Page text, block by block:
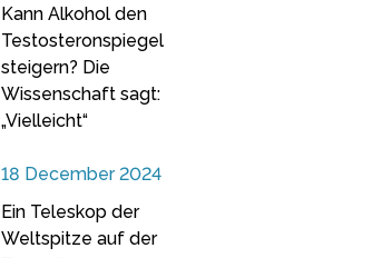
Kann Alkohol den
Testosteronspiegel
steigern? Die
Wissenschaft sagt:
„Vielleicht“
18 December 2024
Ein Teleskop der
Weltspitze auf der